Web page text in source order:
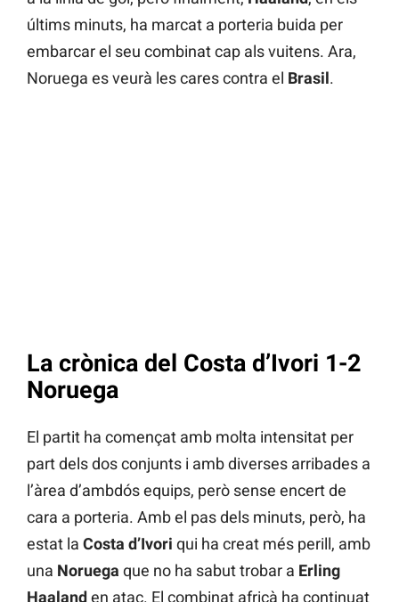
últims minuts, ha marcat a porteria buida per
embarcar el seu combinat cap als vuitens. Ara,
Noruega es veurà les cares contra el Brasil.
La crònica del Costa d’Ivori 1-2
Noruega
El partit ha començat amb molta intensitat per
part dels dos conjunts i amb diverses arribades a
l’àrea d’ambdós equips, però sense encert de
cara a porteria. Amb el pas dels minuts, però, ha
estat la Costa d’Ivori qui ha creat més perill, amb
una Noruega que no ha sabut trobar a Erling
Haaland en atac. El combinat africà ha continuat